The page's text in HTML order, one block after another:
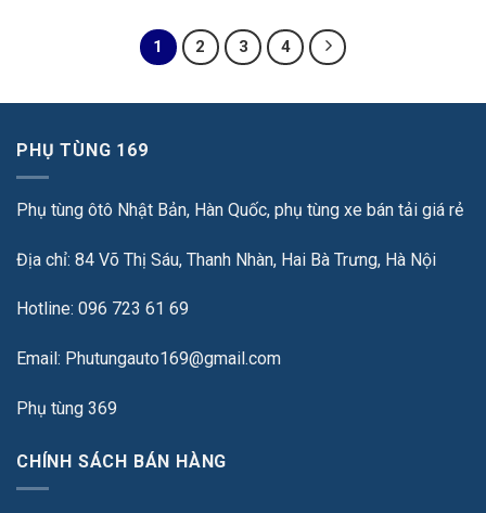
1 2 3 4
PHỤ TÙNG 169
Phụ tùng ôtô Nhật Bản, Hàn Quốc, phụ tùng xe bán tải giá rẻ
Địa chỉ: 84 Võ Thị Sáu, Thanh Nhàn, Hai Bà Trưng, Hà Nội
Hotline: 096 723 61 69
Email: Phutungauto169@gmail.com
Phụ tùng 369
CHÍNH SÁCH BÁN HÀNG